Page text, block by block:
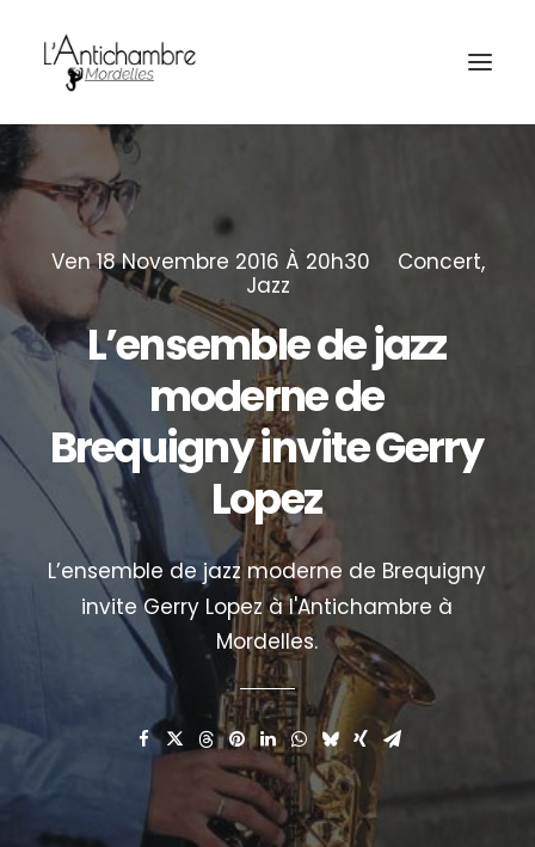
Billetterie
Ven 18 Novembre 2016 À 20h30 Concert,
Jazz
L’ensembledejazz
modernede
BrequignyinviteGerry
Lopez
L’ensemble de jazz moderne de Brequigny
invite Gerry Lopez à l'Antichambre à
Mordelles.